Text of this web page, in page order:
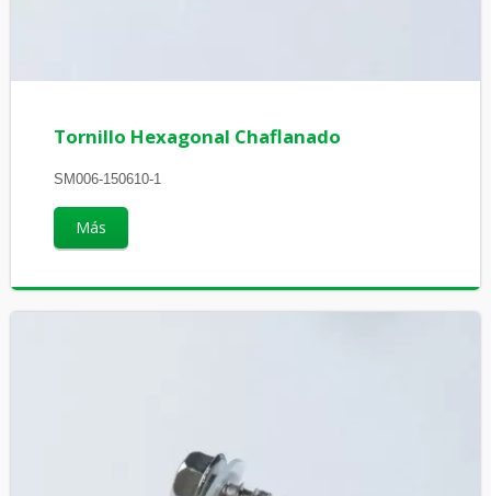
Tornillo Hexagonal Chaflanado
SM006-150610-1
Más